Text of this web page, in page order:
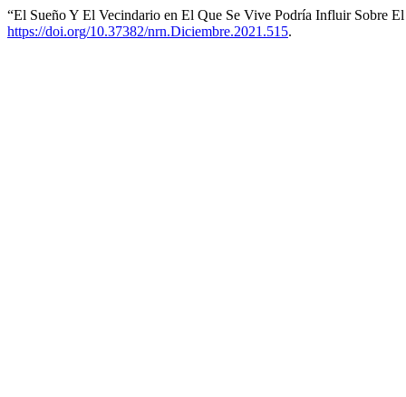
“El Sueño Y El Vecindario en El Que Se Vive Podría Influir Sobre
https://doi.org/10.37382/nrn.Diciembre.2021.515.